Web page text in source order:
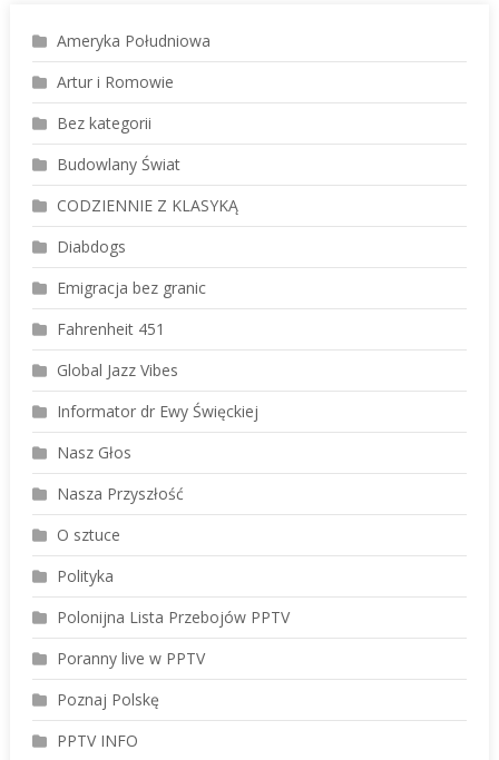
Ameryka Południowa
Artur i Romowie
Bez kategorii
Budowlany Świat
CODZIENNIE Z KLASYKĄ
Diabdogs
Emigracja bez granic
Fahrenheit 451
Global Jazz Vibes
Informator dr Ewy Święckiej
Nasz Głos
Nasza Przyszłość
O sztuce
Polityka
Polonijna Lista Przebojów PPTV
Poranny live w PPTV
Poznaj Polskę
PPTV INFO